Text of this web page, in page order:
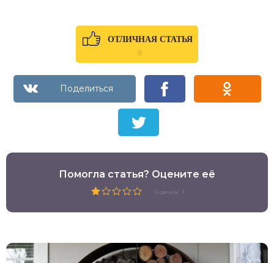
ОТЛИЧНАЯ СТАТЬЯ
0
Помогла статья? Оцените её
Оценок: 1